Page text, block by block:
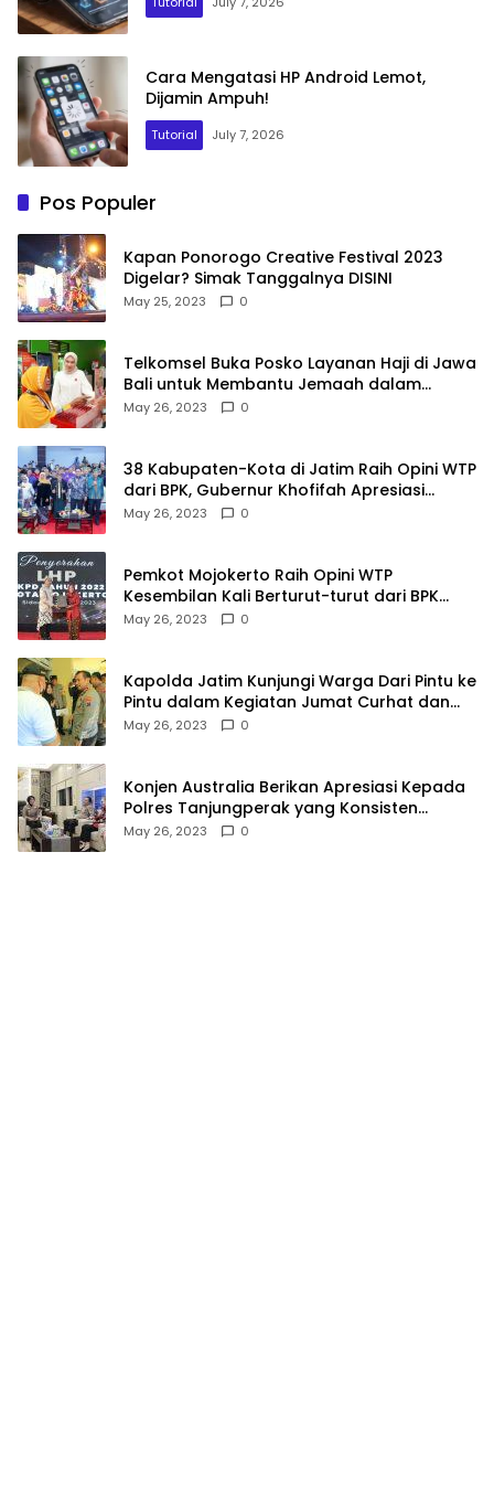
Cara Mengatasi HP Android Lemot,
Dijamin Ampuh!
Tutorial July 7, 2026
Pos Populer
Kapan Ponorogo Creative Festival 2023
Digelar? Simak Tanggalnya DISINI
May 25, 2023 0
Telkomsel Buka Posko Layanan Haji di Jawa
Bali untuk Membantu Jemaah dalam
Berkomunikasi Selama di Tanah Suci
May 26, 2023 0
38 Kabupaten-Kota di Jatim Raih Opini WTP
dari BPK, Gubernur Khofifah Apresiasi
Keragaman Budaya dalam Penyerahan LHP
May 26, 2023 0
Pemkot Mojokerto Raih Opini WTP
Kesembilan Kali Berturut-turut dari BPK
Jawa Timur
May 26, 2023 0
Kapolda Jatim Kunjungi Warga Dari Pintu ke
Pintu dalam Kegiatan Jumat Curhat dan
Berkah
May 26, 2023 0
Konjen Australia Berikan Apresiasi Kepada
Polres Tanjungperak yang Konsisten
Menjaga Kamtibmas
May 26, 2023 0